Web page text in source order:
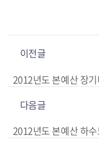
이전글
다음글